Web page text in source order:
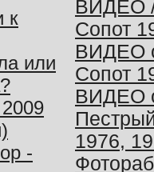
к
или
-
ВИДЕО
Сопот
ВИДЕО
Сопот
ВИДЕО
1976,